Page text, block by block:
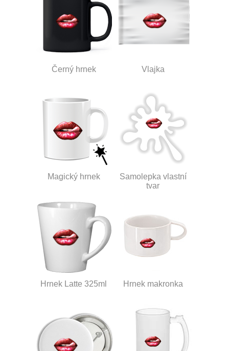
Černý hrnek Vlajka
Magický hrnek
Samolepka vlastní
tvar
Hrnek Latte 325ml Hrnek makronka